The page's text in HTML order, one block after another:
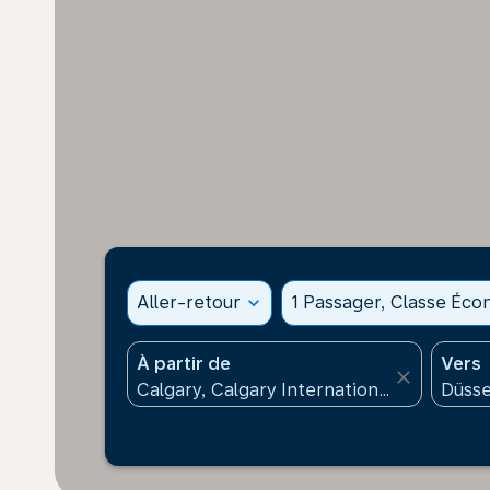
Aller-retour expand_more 1 Passager, Classe
À partir de
close
Vers